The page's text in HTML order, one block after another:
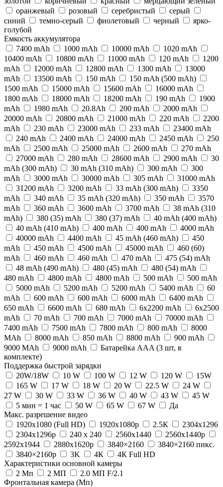
оранжевый
розовый серебристый
серый
синий
темно-серый фиолетовый черный
ярко-
голубой
Емкость аккумулятора
7400 mAh
1000 mAh 10000 mAh
1020 mAh
10400 mAh
10800 mAh 11000 mAh 120 mAh
1200
mAh
12000 mAh 12800 mAh 1300 mAh
13000
mAh
13500 mAh 150 mAh
150 mAh (500 mAh)
1500 mAh
15000 mAh 15600 mAh
16000 mAh
1800 mAh
18000 mAh 18200 mAh 190 mAh
1900
mAh
1980 mAh 20.8Ah 200 mAh
2000 mAh
20000 mAh
20800 mAh 21000 mAh 220 mAh
2200
mAh
230 mAh 23000 mAh 233 mAh
23400 mAh
240 mAh
2400 mAh 24000 mAh 2450 mAh
250
mAh
2500 mAh 25000 mAh 2600 mAh
270 mAh
27000 mAh
280 mAh 28600 mAh 2900 mAh
30
mAh (300 mAh)
30 mAh (310 mAh) 300 mAh
300
mАh
3000 mAh 30000 mAh 305 mAh
31000 mAh
31200 mAh
3200 mAh 33 mAh (300 mAh)
3350
mAh
340 mAh 35 mAh (320 mAh) 350 mAh
3570
mAh
360 mAh 3600 mAh 3700 mAh
38 mAh (310
mAh)
380 (35) mАh 380 (37) mАh
40 mAh (400 mAh)
40 mAh (410 mAh)
400 mAh 400 mАh
4000 mAh
40000 mAh
4400 mAh 45 mAh (460 mAh)
450
mAh
450 mАh 4500 mAh 45000 mAh
460 (60)
mАh
460 mAh 460 mАh 470 mAh
475 (54) mАh
48 mAh (490 mAh)
480 (45) mАh
480 (54) mАh
480 mАh
4800 mAh 4800 mАh 500 mAh
500 mАh
5000 mAh
5200 mAh 5200 mAh 5400 mAh
60
mAh
600 mAh 600 mАh 6000 mAh
6400 mAh
650 mAh
6600 mAh 680 mAh 6x2200 mAh
6x2500
mAh
70 mAh 700 mAh 7000 mAh
70000 mAh
7400 mAh
7500 mAh 7800 mAh 800 mAh
8000
MAh
8000 mAh 850 mAh 8800 mAh
900 mАh
9000 MAh
9000 mAh
Батарейка AAA (3 шт, в
комплекте)
Поддержка быстрой зарядки
20W/18W
10 W 100 W 12 W 120 W
15W
165 W
17 W 18 W 20 W 22.5 W
24 W
27 W
30 W 33 W 36 W 40 W 43 W
45 W
5 мин = 1 час
50 W 65 W 67 W
Да
Макс. разрешение видео
1920x1080 (Full HD)
1920x1080p 2.5К
2304x1296
2304x1296p
240 х 240 2560x1440
2560x1440p
2592x1944
2880х1620p 3840×2160
3840×2160 пикс.
3840×2160р
3K 4К
4К Full HD
Характеристики основной камеры
2 Мп
2 МП
2.0 МП F/2.1
Фронтальная камера (Мп)